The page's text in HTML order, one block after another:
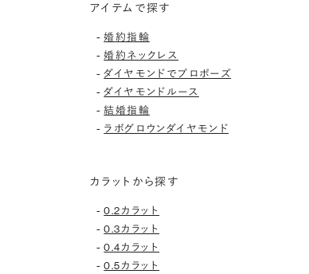
アイテムで探す
-婚約指輪
-婚約ネックレス
-ダイヤモンドでプロポーズ
-ダイヤモンドルース
-結婚指輪
- ラボグロウンダイヤモンド
カラットから探す
-0.2カラット
-0.3カラット
-0.4カラット
-0.5カラット